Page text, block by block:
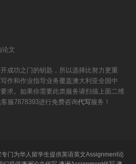
成功之门的钥匙，所以选择比努力更重
作和作业指导业务覆盖澳大利亚全国中
求。如果你需要此类服务请扫描上面二维
服7878393进行免费咨询代写服务！
门为华人留学生提供英语英文Assignment论